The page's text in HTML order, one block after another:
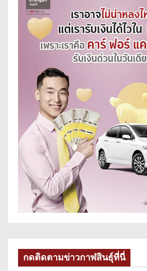
กดติดตามข่าวกาฬสินธุ์ที่นี่